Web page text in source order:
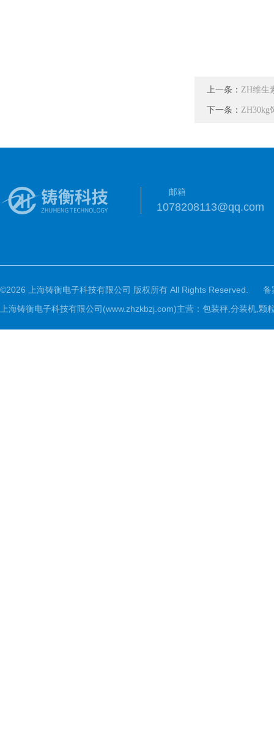
上一条： ZH维生
下一条： ZH30kg
邮箱
1078208113@qq.com
©2026 上海铸衡电子科技有限公司 版权所有 All Rights Reserved.
备
上海铸衡电子科技有限公司(www.zhzkbzj.com)主营： 包装秤,分装机,颗